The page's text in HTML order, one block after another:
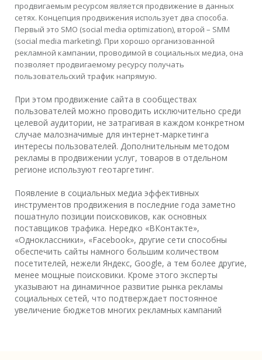
продвигаемым ресурсом является продвижение в данных
сетях. Концепция продвижения использует два способа.
Первый это SMO (social media optimization), второй – SMM
(social media marketing). При хорошо организованной
рекламной кампании, проводимой в социальных медиа, она
позволяет продвигаемому ресурсу получать
пользовательский трафик напрямую.
При этом продвижение сайта в сообществах
пользователей можно проводить исключительно среди
целевой аудитории, не затрагивая в каждом конкретном
случае малозначимые для интернет-маркетинга
интересы пользователей. Дополнительным методом
рекламы в продвижении услуг, товаров в отдельном
регионе используют геотаргетинг.
Появление в социальных медиа эффективных
инструментов продвижения в последние года заметно
пошатнуло позиции поисковиков, как основных
поставщиков трафика. Нередко «ВКонтакте»,
«Одноклассники», «Facebook», другие сети способны
обеспечить сайты намного большим количеством
посетителей, нежели Яндекс, Google, а тем более другие,
менее мощные поисковики. Кроме этого эксперты
указывают на динамичное развитие рынка рекламы
социальных сетей, что подтверждает постоянное
увеличение бюджетов многих рекламных кампаний